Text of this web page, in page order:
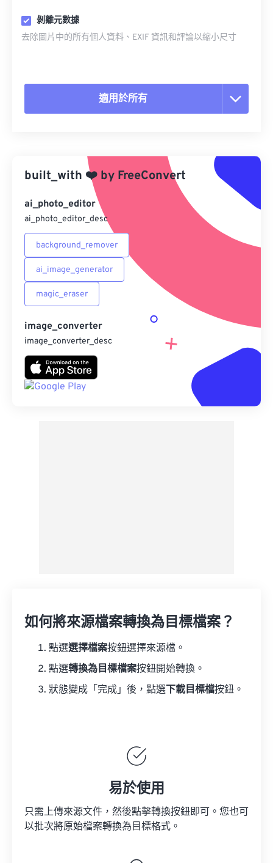
剝離元數據
去除圖片中的所有個人資料、EXIF 資訊和評論以縮小尺寸
適用於所有
另存為預設
built_with ❤️ by FreeConvert
ai_photo_editor
ai_photo_editor_desc
background_remover
ai_image_generator
magic_eraser
image_converter
image_converter_desc
如何將來源檔案轉換為目標檔案？
點選選擇檔案按鈕選擇來源檔。
點選轉換為目標檔案按鈕開始轉換。
狀態變成「完成」後，點選 下載目標檔按鈕。
易於使用
只需上傳來源文件，然後點擊轉換按鈕即可。您也可
以批次將原始檔案轉換為目標格式。